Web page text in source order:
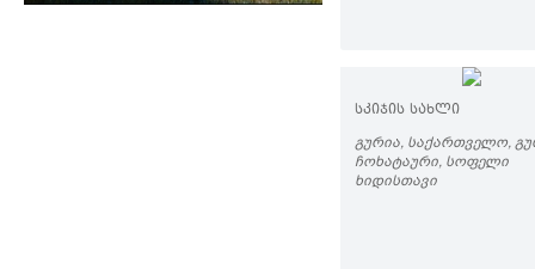
ᲡᲙᲘᲯᲘᲡ ᲡᲐᲮᲚᲘ
ᲒᲣᲠᲘᲐ, ᲡᲐᲥᲐᲠᲗᲕᲔᲚᲝ,
ᲩᲝᲮᲐᲢᲐᲣᲠᲘ, ᲡᲝᲤᲔᲚᲘ
ᲮᲘᲓᲘᲡᲗᲐᲕᲘ